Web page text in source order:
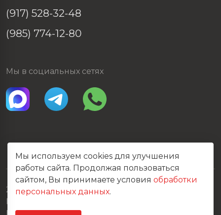
(917) 528-32-48
(985) 774-12-80
Мы в социальных сетях
2026 © Все права защищены
Мы используем cookies для улучшения
работы сайта. Продолжая пользоваться
сайтом, Вы принимаете условия обработки
персональных данных.